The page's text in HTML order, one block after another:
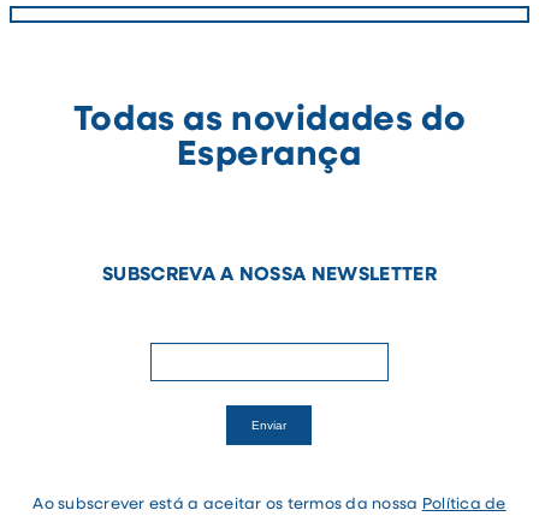
Todas as novidades do
Esperança
SUBSCREVA A NOSSA NEWSLETTER
newsletter
this
Enviar
Ao subscrever está a aceitar os termos da nossa Política de